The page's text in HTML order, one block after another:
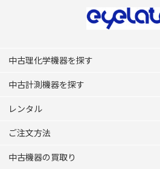
中古理化学機器を探す
中古計測機器を探す
レンタル
ご注文方法
中古機器の買取り